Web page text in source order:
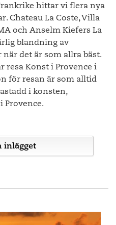
hittar vi flera nya
Chateau La Coste, Villa
och Anselm Kiefers La
blandning av
det är som allra bäst.
resa Konst i Provence i
för resan är som alltid
i konsten,
Provence.
inlägget
van Gogh, Chagall,